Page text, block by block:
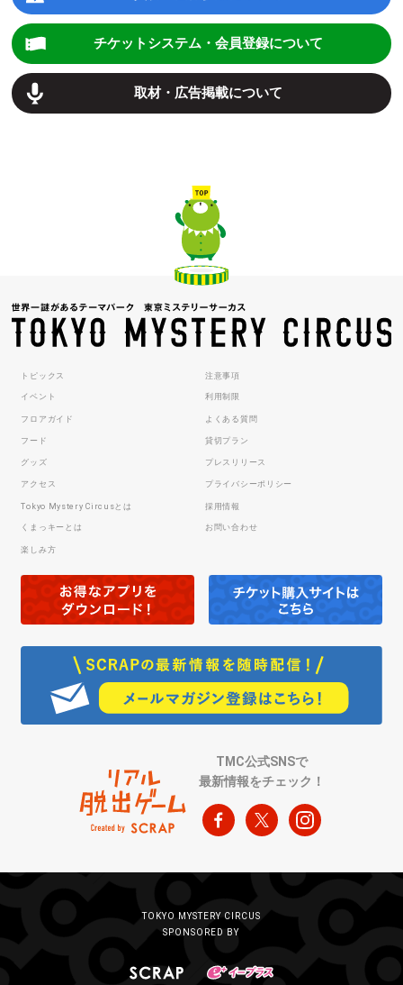
チケットシステム・会員登録について
取材・広告掲載について
トピックス
イベント
フロアガイド
フード
グッズ
アクセス
Tokyo Mystery Circusとは
くまっキーとは
楽しみ方
注意事項
利用制限
よくある質問
貸切プラン
プレスリリース
プライバシーポリシー
採用情報
お問い合わせ
TMC公式SNSで
最新情報をチェック！
TOKYO MYSTERY CIRCUS
SPONSORED BY